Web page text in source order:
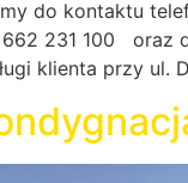
do kontaktu
662 231 100 oraz
klienta przy ul.